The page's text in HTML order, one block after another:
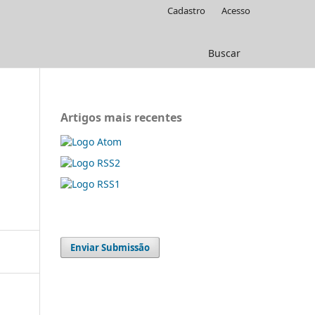
Buscar
Cadastro Acesso
Artigos mais recentes
Enviar Submissão